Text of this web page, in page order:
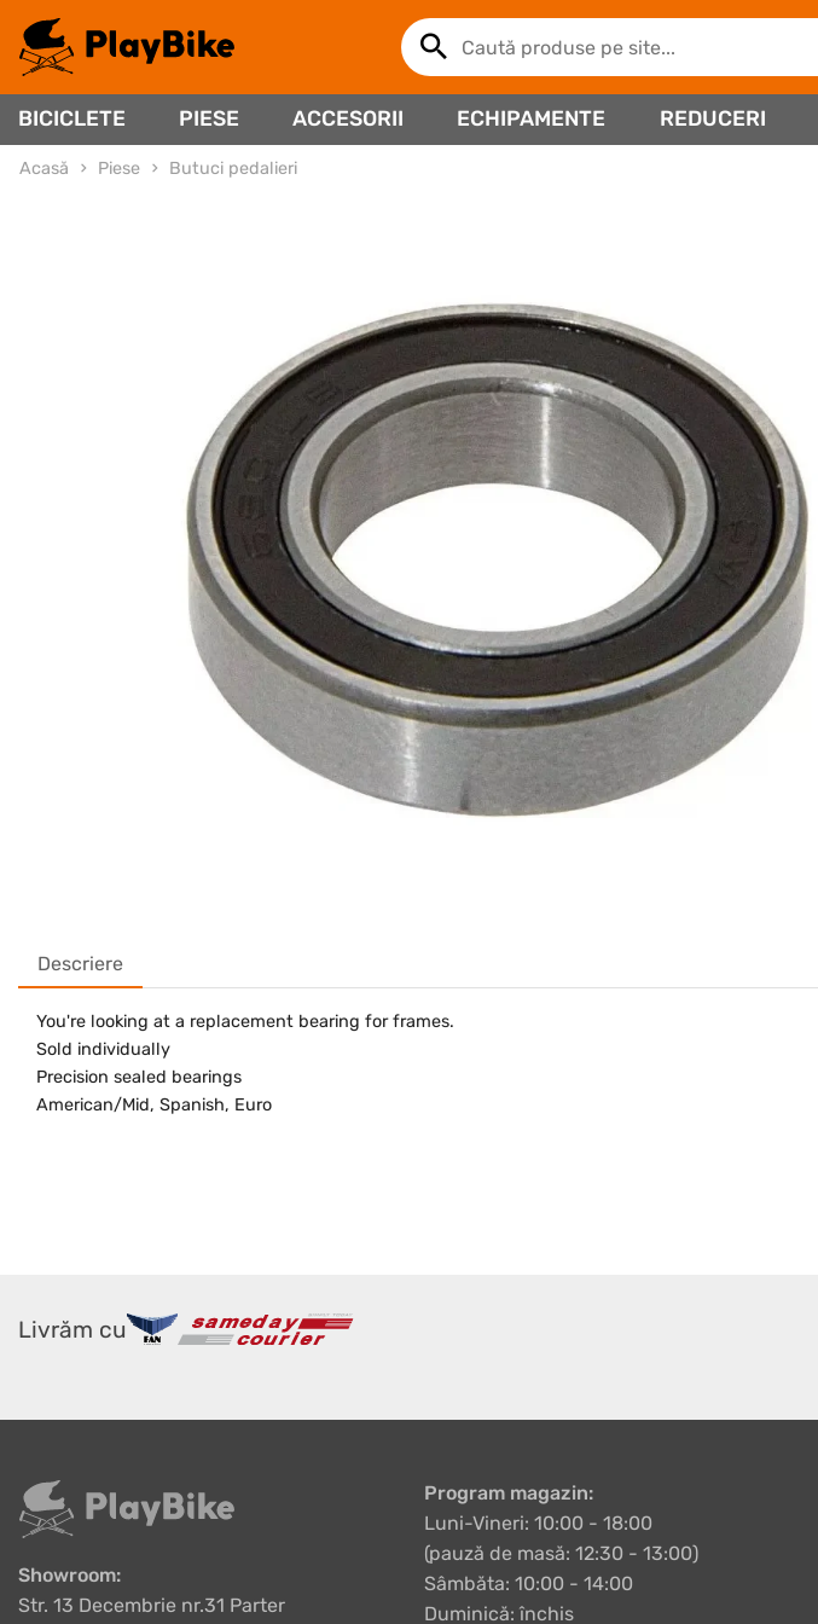
BICICLETE PIESE ACCESORII ECHIPAMENTE REDUCERI
Acasă Piese Butuci pedalieri
Descriere
You're looking at a replacement bearing for frames.
Sold individually
Precision sealed bearings
American/Mid, Spanish, Euro
Livrăm cu
Showroom:
Str. 13 Decembrie nr.31 Parter
Program magazin:
Luni-Vineri: 10:00 - 18:00
(pauză de masă: 12:30 - 13:00)
Sâmbăta: 10:00 - 14:00
Duminică: închis